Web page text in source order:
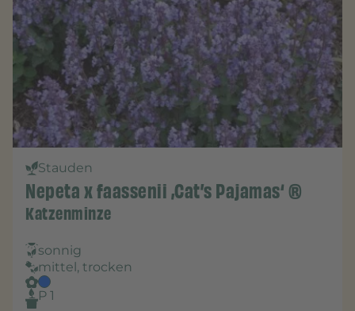
Stauden
Nepeta x faassenii ‚Cat’s Pajamas‘ ®
Katzenminze
sonnig
mittel, trocken
P 1